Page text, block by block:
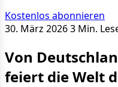
Kostenlos abonnieren
30. März 20263 Min.
Von
feiert die Welt